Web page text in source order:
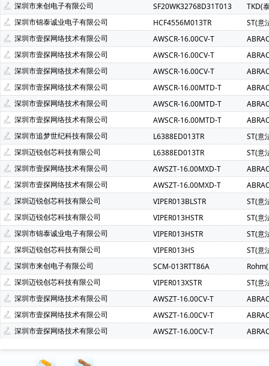
深圳市来创电子有限公司
SF20WK32768D31T013
TKD(
深圳市锦泰诚业电子有限公司
HCF4556M013TR
ST(意
深圳市壹探网络技术有限公司
AWSCR-16.00CV-T
深圳市壹探网络技术有限公司
AWSCR-16.00CV-T
深圳市壹探网络技术有限公司
AWSCR-16.00CV-T
深圳市壹探网络技术有限公司
AWSCR-16.00MTD-T
深圳市壹探网络技术有限公司
AWSCR-16.00MTD-T
深圳市壹探网络技术有限公司
AWSCR-16.00MTD-T
深圳市追梦世纪科技有限公司
L6388ED013TR
ST(意
深圳迈锐创芯科技有限公司
L6388ED013TR
ST(意
深圳市壹探网络技术有限公司
AWSZT-16.00MXD-T
深圳市壹探网络技术有限公司
AWSZT-16.00MXD-T
深圳迈锐创芯科技有限公司
VIPER013BLSTR
ST(意
深圳迈锐创芯科技有限公司
VIPER013HSTR
ST(意
深圳市锦泰诚业电子有限公司
VIPER013HSTR
ST(意
深圳迈锐创芯科技有限公司
VIPER013HS
ST(意
深圳市来创电子有限公司
SCM-013RTT86A
深圳迈锐创芯科技有限公司
VIPER013XSTR
ST(意
深圳市壹探网络技术有限公司
AWSZT-16.00CV-T
深圳市壹探网络技术有限公司
AWSZT-16.00CV-T
深圳市壹探网络技术有限公司
AWSZT-16.00CV-T